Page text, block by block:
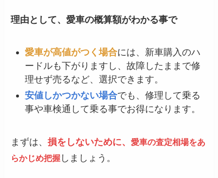
理由として、愛車の概算額がわかる事で
愛車が高値がつく場合には、新車購入のハ
ードルも下がりますし、故障したままで修
理せず売るなど、選択できます。
安値しかつかない場合でも、修理して乗る
事や車検通して乗る事でお得になります。
まずは、損をしないために、愛車の査定相場をあ
らかじめ把握 しましょう。